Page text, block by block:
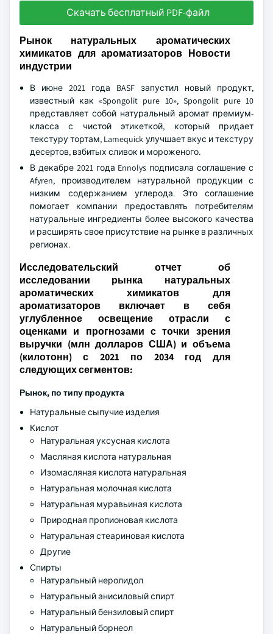
Скачать бесплатный PDF-файл
Рынок натуральных ароматических
химикатов для ароматизаторов Новости
индустрии
В июне 2021 года BASF запустил новый продукт,
известный как «Spongolit pure 10», Spongolit pure 10
представляет собой натуральный аромат премиум-
класса с чистой этикеткой, который придает
текстуру тортам, Lamequick улучшает вкус и текстуру
десертов, взбитых сливок и мороженого.
В декабре 2021 года Ennolys подписала соглашение с
Afyren, производителем натуральной продукции с
низким содержанием углерода. Это соглашение
помогает компании предоставлять потребителям
натуральные ингредиенты более высокого качества
и расширять свое присутствие на рынке в различных
регионах.
Исследовательский отчет об
исследовании рынка натуральных
ароматических химикатов для
ароматизаторов включает в себя
углубленное освещение отрасли с
оценками и прогнозами с точки зрения
выручки (млн долларов США) и объема
(килотонн) с 2021 по 2034 год для
следующих сегментов:
Рынок, по типу продукта
Натуральные сыпучие изделия
Кислот
Натуральная уксусная кислота
Масляная кислота натуральная
Изомасляная кислота натуральная
Натуральная молочная кислота
Натуральная муравьиная кислота
Природная пропионовая кислота
Натуральная стеариновая кислота
Другие
Спирты
Натуральный неролидол
Натуральный анисиловый спирт
Натуральный бензиловый спирт
Натуральный борнеол